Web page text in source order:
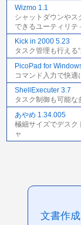
Wizmo 1.1
シャットダウンや
できるユーティリテ
Kick in 2000 5.23
タスク管理も行える
PicoPad for
コマンド入力で快
ShellExecuter 3.7
タスク制御も可能な
あやめ 1.34.005
極細サイズでデスク
ャ
文書作成